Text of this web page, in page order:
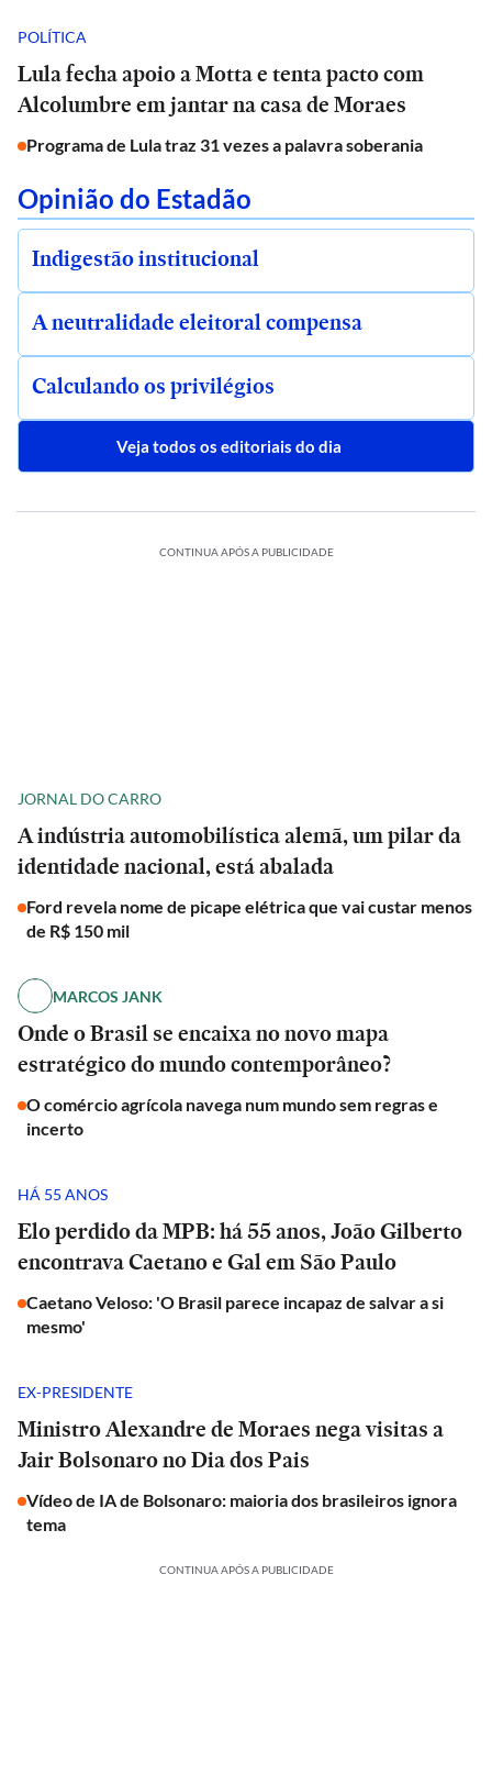
POLÍTICA
Lula fecha apoio a Motta e tenta pacto com
Alcolumbre em jantar na casa de Moraes
Programa de Lula traz 31 vezes a palavra soberania
Opinião do Estadão
Indigestão institucional
A neutralidade eleitoral compensa
Calculando os privilégios
Veja todos os editoriais do dia
CONTINUA APÓS A PUBLICIDADE
JORNAL DO CARRO
A indústria automobilística alemã, um pilar da
identidade nacional, está abalada
Ford revela nome de picape elétrica que vai custar menos
de R$ 150 mil
MARCOS JANK
Onde o Brasil se encaixa no novo mapa
estratégico do mundo contemporâneo?
O comércio agrícola navega num mundo sem regras e
incerto
HÁ 55 ANOS
Elo perdido da MPB: há 55 anos, João Gilberto
encontrava Caetano e Gal em São Paulo
Caetano Veloso: 'O Brasil parece incapaz de salvar a si
mesmo'
EX-PRESIDENTE
Ministro Alexandre de Moraes nega visitas a
Jair Bolsonaro no Dia dos Pais
Vídeo de IA de Bolsonaro: maioria dos brasileiros ignora
tema
CONTINUA APÓS A PUBLICIDADE